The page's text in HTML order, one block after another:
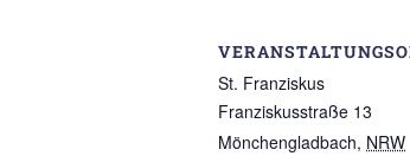
St. Franziskus
Franziskusstraße 13
Mönchengladbach, NRW